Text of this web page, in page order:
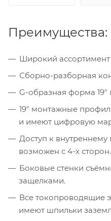
Преимущества:
Широкий
Сборно-разборная
G-образная форма
19" монтажные
и имеют цифровую
Доступ к
возможен с 4-х сторон.
Боковые стенки
защелками.
Все токопроводящие
имеют шпильки